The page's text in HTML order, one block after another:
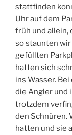
stattfinden
Uhr auf dem
früh und allein,
so staunten
gefüllten
hatten sich
ins Wasser.
die Angler und
trotzdem
den Schnüren.
hatten und sie